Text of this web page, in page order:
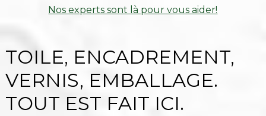
Nos experts sont là pour vous aider!
TOILE, ENCADREMENT,
VERNIS, EMBALLAGE.
TOUT EST FAIT ICI.